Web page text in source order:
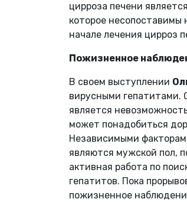
цирроза печени
которое несопоставимы
начале лечения цирроз
Пожизненное
В своем выступлении
вирусными гепатитами.
является
может понадобиться
Независимыми
являются мужской пол,
активная работа по
гепатитов. Пока
пожизненное